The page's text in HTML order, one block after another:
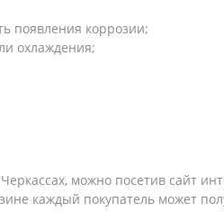
появления коррозии;
охлаждения;
можно посетив сайт
каждый покупатель может